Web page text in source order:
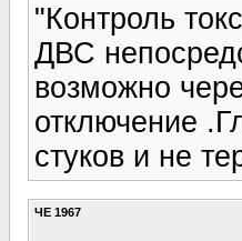
"Контроль
ДВС
возможно
отключение
стуков и не
ЧЕ 1967